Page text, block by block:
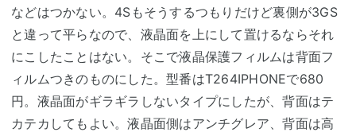
などはつかない。4Sもそうするつもりだけど裏側が3GS
と違って平らなので、液晶面を上にして置けるならそれ
にこしたことはない。そこで液晶保護フィルムは背面フ
ィルムつきのものにした。型番はT264IPHONEで680
円。液晶面がギラギラしないタイプにしたが、背面はテ
カテカしてもよい。液晶面側はアンチグレア、背面は高